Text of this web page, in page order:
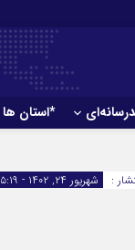
*استان ها
بانک ها
:
شهریور ۲۴, ۱۴۰۲ - ۱۵:۱۹